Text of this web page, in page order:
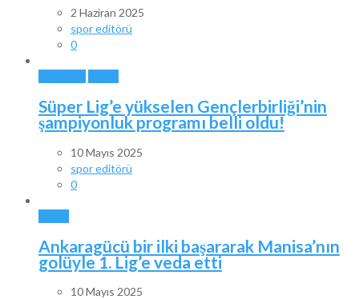
2 Haziran 2025
spor editörü
0
Süper Lig’e yükselen Gençlerbirliği’nin
şampiyonluk programı belli oldu!
10 Mayıs 2025
spor editörü
0
Ankaragücü bir ilki başararak Manisa’nın
golüyle 1. Lig’e veda etti
10 Mayıs 2025